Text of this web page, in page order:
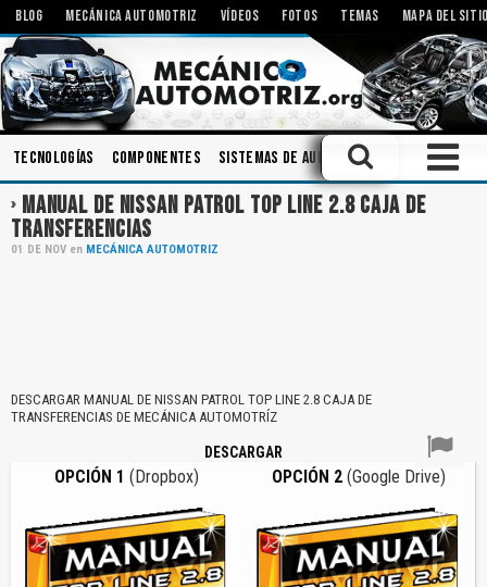
BLOG MECÁNICA AUTOMOTRIZ VÍDEOS FOTOS TEMAS MAPA DEL
Tecnologías Componentes Sistemas de Audio Bielas Bombas
MANUAL DE NISSAN PATROL TOP LINE 2.8 CAJA DE
TRANSFERENCIAS
01 DE NOV en MECÁNICA AUTOMOTRIZ
DESCARGAR MANUAL DE NISSAN PATROL TOP LINE 2.8 CAJA DE
TRANSFERENCIAS DE MECÁNICA AUTOMOTRÍZ
DESCARGAR
OPCIÓN 1 (Dropbox) OPCIÓN 2 (Google Drive)